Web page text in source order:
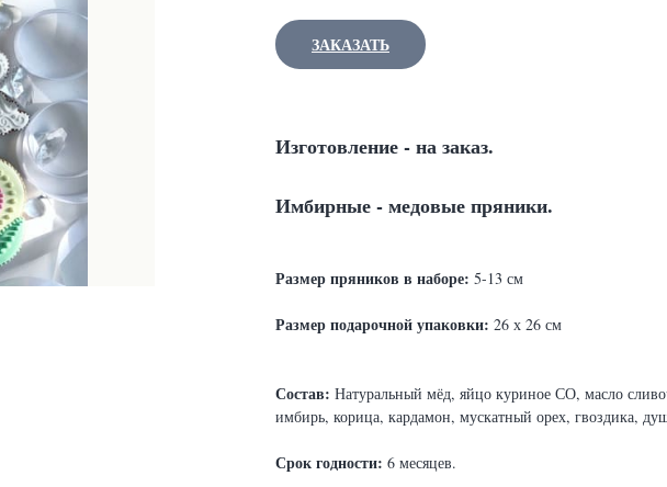
ЗАКАЗАТЬ
Изготовление - на заказ.
Имбирные - медовые пряники.
Размер пряников в наборе: 5-13 см
Размер подарочной упаковки: 26 х 26 см
Состав: Натуральный мёд, яйцо куриное СО, масло
имбирь, корица, кардамон, мускатный орех, гвоздика,
Срок годности: 6 месяцев.